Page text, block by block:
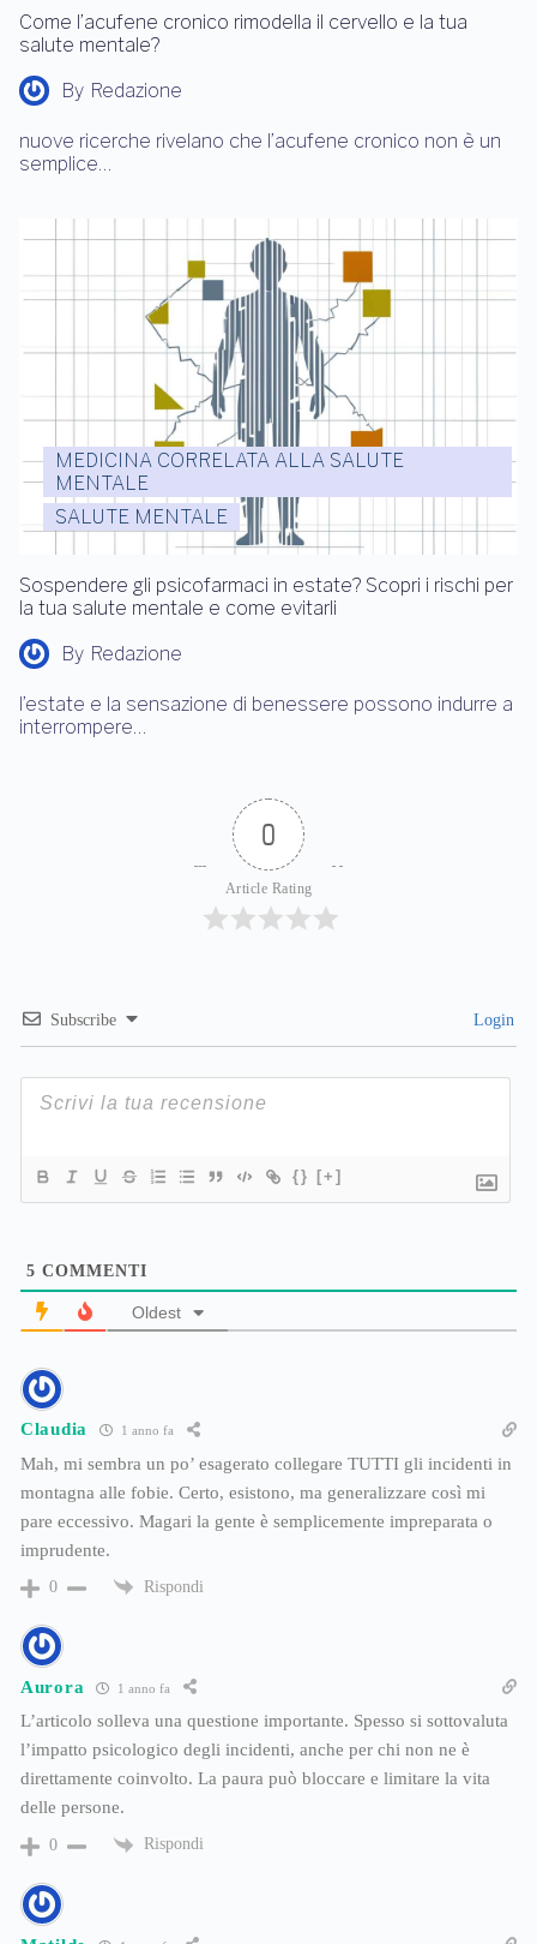
Come l’acufene cronico rimodella il cervello e la tua
salute mentale?
By Redazione
nuove ricerche rivelano che l’acufene cronico non è un
semplice…
MEDICINA CORRELATA ALLA SALUTE
MENTALE
SALUTE MENTALE
Sospendere gli psicofarmaci in estate? Scopri i rischi per
la tua salute mentale e come evitarli
By Redazione
l’estate e la sensazione di benessere possono indurre a
interrompere…
0
Article Rating
Subscribe Login
{} [+]
5 COMMENTI
Oldest
Claudia 1 anno fa
Mah, mi sembra un po’ esagerato collegare TUTTI gli incidenti in
montagna alle fobie. Certo, esistono, ma generalizzare così mi
pare eccessivo. Magari la gente è semplicemente impreparata o
imprudente.
0 Rispondi
Aurora 1 anno fa
L’articolo solleva una questione importante. Spesso si sottovaluta
l’impatto psicologico degli incidenti, anche per chi non ne è
direttamente coinvolto. La paura può bloccare e limitare la vita
delle persone.
0 Rispondi